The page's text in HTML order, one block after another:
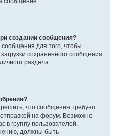
создании сообщения?
сообщения для того, чтобы
сохранённого сообщения
раздела.
что сообщения требуют
на форум. Возможно
в группу пользователей,
должны быть